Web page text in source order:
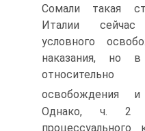
Сомали такая
Италии
условного
наказания, но
освобождения
Однако, ч. 2
процессуального